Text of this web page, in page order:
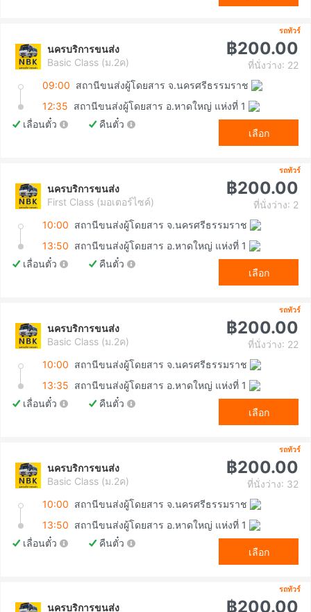
รถทัวร์
นครบริการขนส่ง
Basic Class (ม.2ค)
฿200.00
ที่นั่งว่าง: 22
09:00 สถานีขนส่งผู้โดยสาร จ.นครศรีธรรมราช
12:35 สถานีขนส่งผู้โดยสาร อ.หาดใหญ่ แห่งที่ 1
เลื่อนตั๋ว
คืนตั๋ว
เลือก
รถทัวร์
นครบริการขนส่ง
First Class (มอเตอร์ไซค์)
฿200.00
ที่นั่งว่าง: 2
10:00 สถานีขนส่งผู้โดยสาร จ.นครศรีธรรมราช
13:50 สถานีขนส่งผู้โดยสาร อ.หาดใหญ่ แห่งที่ 1
เลื่อนตั๋ว
คืนตั๋ว
เลือก
รถทัวร์
นครบริการขนส่ง
Basic Class (ม.2ค)
฿200.00
ที่นั่งว่าง: 22
10:00 สถานีขนส่งผู้โดยสาร จ.นครศรีธรรมราช
13:35 สถานีขนส่งผู้โดยสาร อ.หาดใหญ่ แห่งที่ 1
เลื่อนตั๋ว
คืนตั๋ว
เลือก
รถทัวร์
นครบริการขนส่ง
Basic Class (ม.2ค)
฿200.00
ที่นั่งว่าง: 32
10:00 สถานีขนส่งผู้โดยสาร จ.นครศรีธรรมราช
13:50 สถานีขนส่งผู้โดยสาร อ.หาดใหญ่ แห่งที่ 1
เลื่อนตั๋ว
คืนตั๋ว
เลือก
รถทัวร์
นครบริการขนส่ง ฿200.00